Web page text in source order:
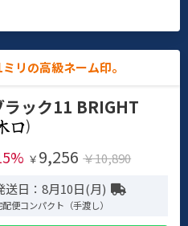
リの高級ネーム印。
ラック11 BRIGHT
)
￥ 9,256 ￥10,890
送日：8月10日(月)
配便コンパクト（手渡し）